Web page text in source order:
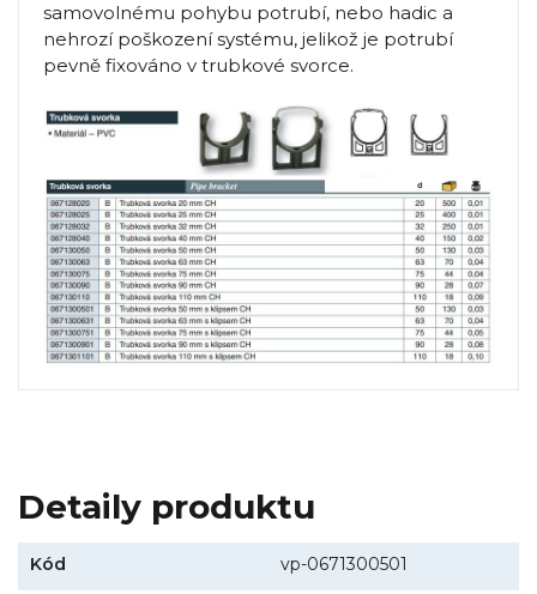
samovolnému pohybu potrubí, nebo hadic a
nehrozí poškození systému, jelikož je potrubí
pevně fixováno v trubkové svorce.
Detaily produktu
Kód vp-0671300501